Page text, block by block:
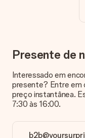
Sim, o preço
Queremos ter a
satisfeito com o teu
sobre a qualidade da
apoio ao cliente e
presente que estás
então verificar a
Em que formatos
Presente de
Interessado em
presente? Entre em
preço instantânea.
7:30 às 16:00.